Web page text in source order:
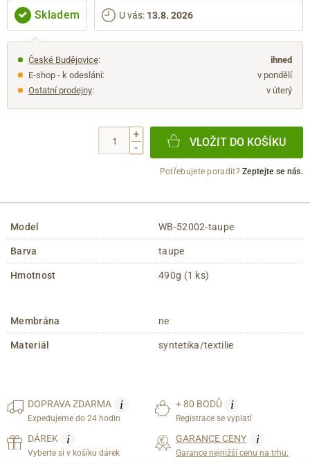
Skladem U vás: 13.8. 2026
České Budějovice:
ihned
E-shop - k odeslání:
v pondělí
Ostatní prodejny: v úterý
+
-
VLOŽIT DO KOŠÍKU
Potřebujete poradit?Zeptejte se nás.
Model WB-52002-taupe
Barva taupe
Hmotnost 490g (1 ks)
Membrána ne
Materiál syntetika/textilie
DOPRAVAZDARMA i
Expedujeme do 24 hodin
+ 80 BODŮ i
Registrace se vyplatí
DÁREK i
Vyberte si v košíku dárek
GARANCE CENY i
Garance nejnižší cenu na trhu.